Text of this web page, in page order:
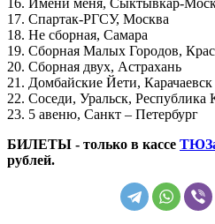
17. Спартак-РГСУ, Москва
18. Не сборная, Самара
19. Сборная Малых Городов,
20. Сборная двух, Астрахань
21. Домбайские Йети, Карачаевск
22. Соседи, Уральск, Республика
23. 5 авеню, Санкт – Петербург
БИЛЕТЫ - только в кассе
рублей.